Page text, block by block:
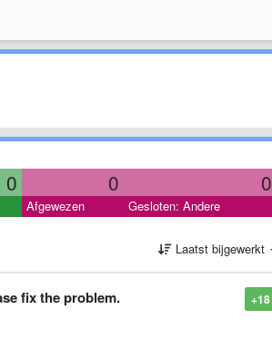
0 0 0
Afgewezen Gesloten: Andere
Laatst bijgewerkt
+18
fix the problem.